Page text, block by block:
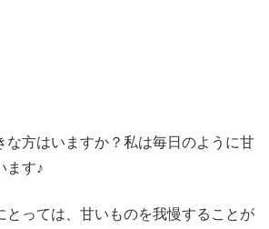
な方はいますか？私は毎日のように甘
ます♪
とっては、甘いものを我慢することが